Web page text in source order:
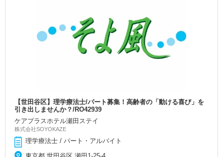
【世田谷区】理学療法士/パート募集！高齢者の「動ける喜び」を
引き出しませんか？/RO42939
ケアプラスホテル瀬田ステイ
株式会社SOYOKAZE
理学療法士 / パート・アルバイト